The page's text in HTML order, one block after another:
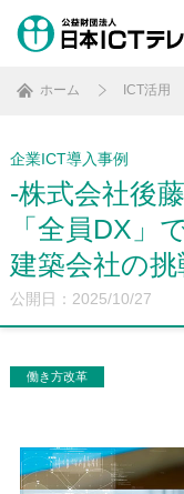
ホーム ICT活用
企業ICT導入事例
-株式会社後
「全員DX」
建築会社の挑
公開日：2025/10/27
働き方改革